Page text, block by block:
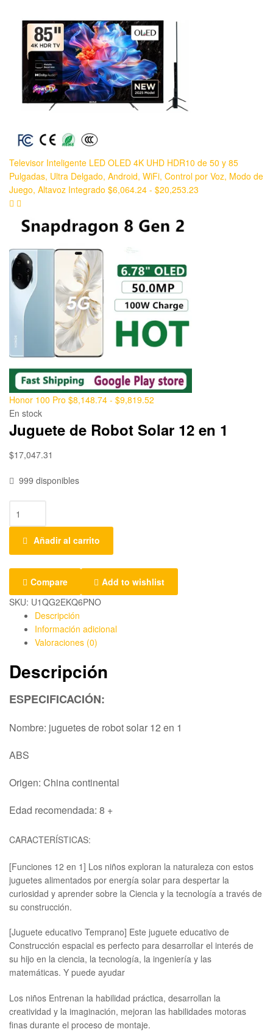
Televisor Inteligente LED OLED 4K UHD HDR10 de 50 y 85
Pulgadas, Ultra Delgado, Android, WiFi, Control por Voz, Modo de
Juego, Altavoz Integrado $6,064.24 - $20,253.23
Honor 100 Pro $8,148.74 - $9,819.52
En stock
Juguete de Robot Solar 12 en 1
$17,047.31
999 disponibles
Añadir al carrito
Compare
Add to wishlist
SKU: U1QG2EKQ6PNO
Descripción
Información adicional
Valoraciones (0)
Descripción
ESPECIFICACIÓN:
Nombre: juguetes de robot solar 12 en 1
ABS
Origen: China continental
Edad recomendada: 8 +
CARACTERÍSTICAS:
[Funciones 12 en 1] Los niños exploran la naturaleza con estos
juguetes alimentados por energía solar para despertar la
curiosidad y aprender sobre la Ciencia y la tecnología a través de
su construcción.
[Juguete educativo Temprano] Este juguete educativo de
Construcción espacial es perfecto para desarrollar el interés de
su hijo en la ciencia, la tecnología, la ingeniería y las
matemáticas. Y puede ayudar
Los niños Entrenan la habilidad práctica, desarrollan la
creatividad y la imaginación, mejoran las habilidades motoras
finas durante el proceso de montaje.